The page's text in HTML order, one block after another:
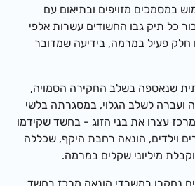
מזויפים ובתיאום עם
כל תיק גבו החשודים עשרות אלפי
פעיל במרמה, בידיעה שמדובר
שנאספה בשלב החקירה הסמויה,
לשלב הגלוי, במסגרתה בלשי
עצרו את בני הזוג - בחשד שקידמו
וילדים, הונאה רחבת היקף, שכללה
מיליוני שקלים במרמה.